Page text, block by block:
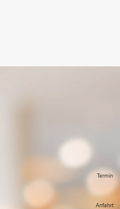
Termin
Anfahrt